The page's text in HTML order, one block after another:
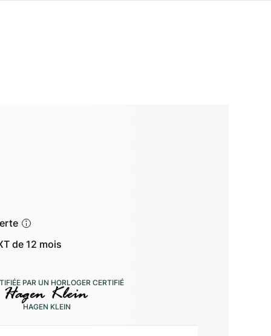
de 12 mois
PAR UN HORLOGER CERTIFIÉ
HAGEN KLEIN